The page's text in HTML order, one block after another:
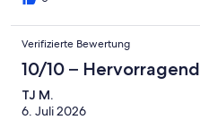
Verifizierte Bewertung
10/10 – Hervorragend
TJ M.
6. Juli 2026